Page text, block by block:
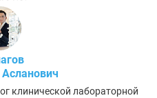
клинической лабораторной